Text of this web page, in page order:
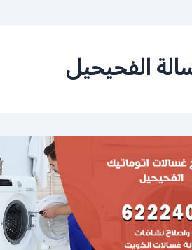
الفحيحيل